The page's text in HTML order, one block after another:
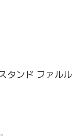
タンド ファルル